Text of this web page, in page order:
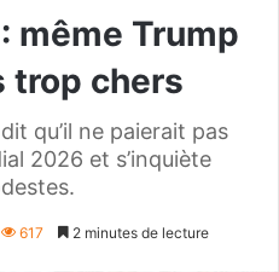
même Trump
trop chers
qu’il ne paierait pas
2026 et s’inquiète
617 2 minutes de lecture